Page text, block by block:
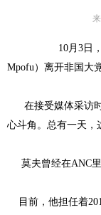
10月3日
Mpofu）离开非国大
在接受媒体采访时
心斗角。总有一天，
莫夫曾经在ANC里
目前，他担任着